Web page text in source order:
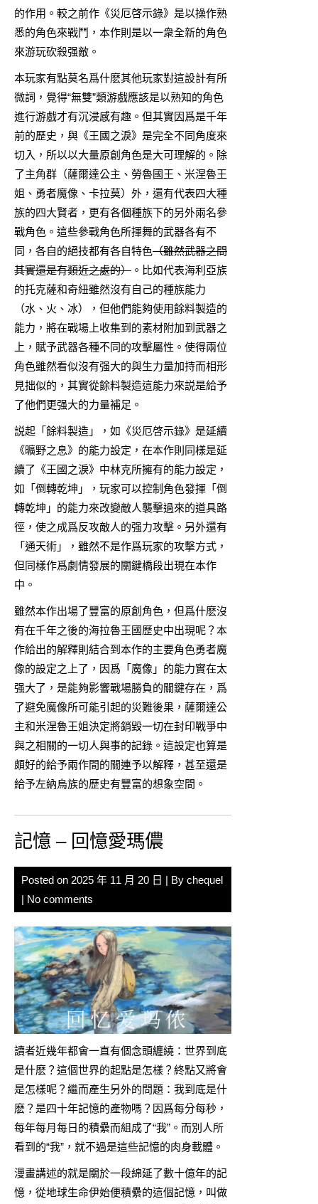
的作用。較之前作《災厄啓示錄》是以操作熟
悉的角色來戰鬥，本作則是以一衆全新的角色
來游玩砍殺强敵。
本玩家有點莫名爲什麽其他玩家對這設計有所
微詞，覺得“無雙”類游戲應該是以熟知的角色
進行游戲才有沉浸感有趣。但其實因爲是千年
前的歷史，與《王國之淚》是完全不同角度來
切入，所以以大量原創角色是大可理解的。除
了主角群（薩爾達公主、勞魯國王、米涅魯王
姐、勇者魔像、卡拉莫）外，還有代表四大種
族的四大賢者，更有各個種族下的另外兩名參
戰角色。這些參戰角色所揮舞的武器各有不
同，各自的絕技都有各自特色（雖然武器之間
其實還是有類近之處的） 。比如代表海利亞族
的托克薩和奇紐雖然沒有自己的種族能力
（水、火、冰），但他們能夠使用餘料製造的
能力，將在戰場上收集到的素材附加到武器之
上，賦予武器各種不同的攻擊屬性。使得兩位
角色雖然看似沒有强大的與生力量加持而相形
見拙似的，其實從餘料製造這能力來説是給予
了他們更强大的力量補足。
説起「餘料製造」，如《災厄啓示錄》是延續
《曠野之息》的能力設定，在本作則同樣是延
續了《王國之淚》中林克所擁有的能力設定，
如「倒轉乾坤」，玩家可以控制角色發揮「倒
轉乾坤」的能力來改變敵人襲擊過來的道具路
徑，使之成爲反攻敵人的强力攻擊。另外還有
「通天術」，雖然不是作爲玩家的攻擊方式，
但同樣作爲劇情發展的關鍵橋段出現在本作
中。
雖然本作出場了豐富的原創角色，但爲什麽沒
有在千年之後的海拉魯王國歷史中出現呢？本
作給出的解釋則結合到本作的主要角色勇者魔
像的設定之上了，因爲「魔像」的能力實在太
强大了，是能夠影響戰場勝負的關鍵存在，爲
了避免魔像所可能引起的災難後果，薩爾達公
主和米涅魯王姐決定將銷毀一切在封印戰爭中
與之相關的一切人與事的記錄。這設定也算是
頗好的給予兩作間的關連予以解釋，甚至還是
給予左納烏族的歷史有豐富的想象空間。
記憶 – 回憶愛瑪儂
Posted on 2025 年 11 月 20 日 | By chequel
| No comments
讀者近幾年都會一直有個念頭纏繞：世界到底
是什麽？這個世界的起點是怎樣？終點又將會
是怎樣呢？繼而產生另外的問題：我到底是什
麽？是四十年記憶的產物嗎？因爲每分每秒，
每年每月每日的積纍而組成了“我”。而別人所
看到的“我”，就不過是這些記憶的肉身載體。
漫畫講述的就是關於一段綿延了數十億年的記
憶，從地球生命伊始便積纍的這個記憶，叫做